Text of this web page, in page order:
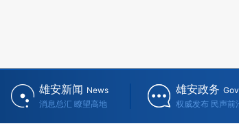
雄安新闻 News
消息总汇 瞭望高地
雄安政务
权威发布 民声前